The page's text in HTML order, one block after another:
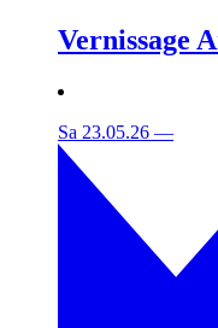
Vernissage
Sa 23.05.26 —